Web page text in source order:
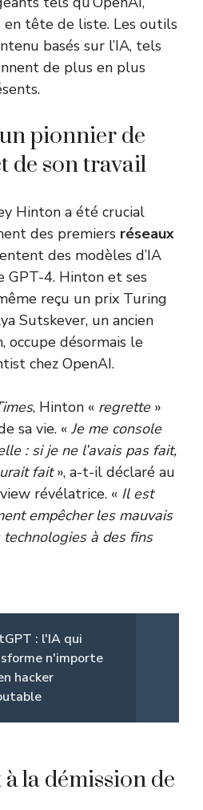
tête de liste. Les outils
basés sur l’IA, tels
de plus en plus
pionnier de
de son travail
Hinton a été crucial
des premiers réseaux
des modèles d’IA
GPT-4. Hinton et ses
reçu un prix Turing
Sutskever, un ancien
occupe désormais le
chez OpenAI.
, Hinton « regrette»
sa vie. « Je me console
: si je ne l’avais pas fait,
fait», a-t-il déclaré au
révélatrice. « Il est
empêcher les mauvais
technologies à des fins
: l'IA qui
n'importe
hacker
la démission de